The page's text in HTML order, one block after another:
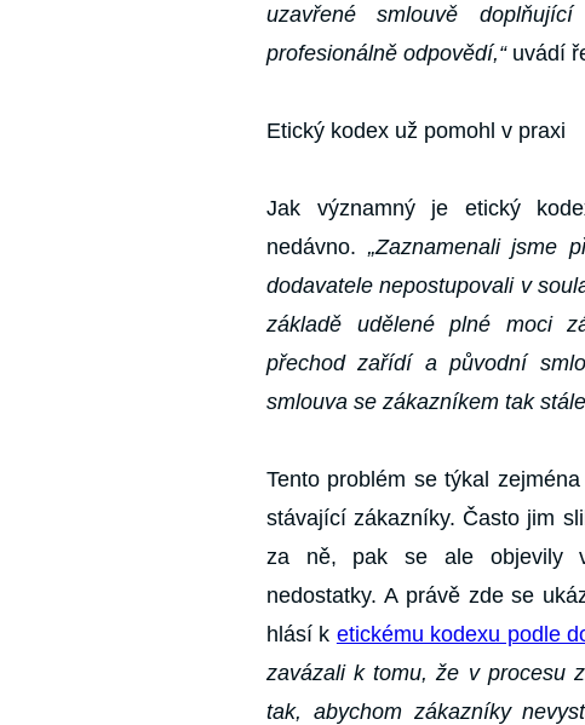
uzavřené smlouvě
profesionálně odpovědí,“ uvádí
Etický kodex už pomohl v praxi
Jak významný je etický
nedávno. „Zaznamenali jsme
dodavatele nepostupovali v
základě udělené plné moci
přechod zařídí a původní
smlouva se zákazníkem tak
Tento problém se týkal
stávající zákazníky. Často jim
za ně, pak se ale objevily v
nedostatky. A právě zde se
hlásí k etickému kodexu podle
zavázali k tomu, že v procesu
tak, abychom zákazníky